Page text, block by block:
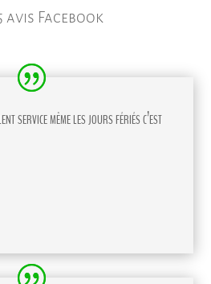
avis Facebook
service même les jours fériés c’est